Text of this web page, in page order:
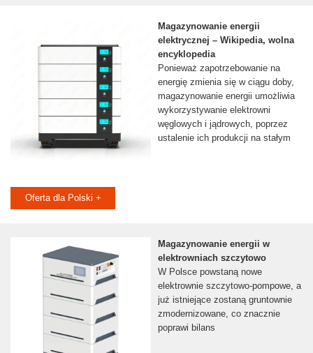
Magazynowanie energii
elektrycznej – Wikipedia, wolna
encyklopedia
Ponieważ zapotrzebowanie na
energię zmienia się w ciągu doby,
magazynowanie energii umożliwia
wykorzystywanie elektrowni
węglowych i jądrowych, poprzez
ustalenie ich produkcji na stałym
Oferta dla Polski +
Magazynowanie energii w
elektrowniach szczytowo
W Polsce powstaną nowe
elektrownie szczytowo-pompowe, a
już istniejące zostaną gruntownie
zmodernizowane, co znacznie
poprawi bilans